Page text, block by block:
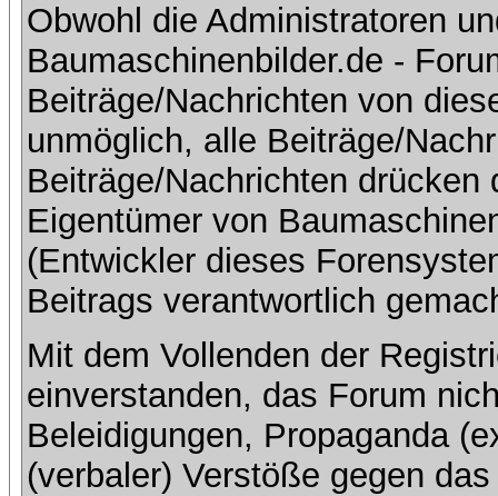
Obwohl die Administratoren
Baumaschinenbilder.de -
Beiträge/Nachrichten von
unmöglich, alle Beiträge/
Beiträge/Nachrichten
Eigentümer von
(Entwickler dieses
Beitrags verantwortlich
Mit dem Vollenden der
einverstanden, das Forum
Beleidigungen, Propaganda
(verbaler) Verstöße gegen